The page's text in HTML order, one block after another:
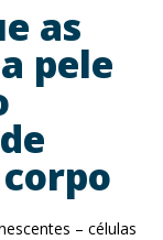
as
pele
– células